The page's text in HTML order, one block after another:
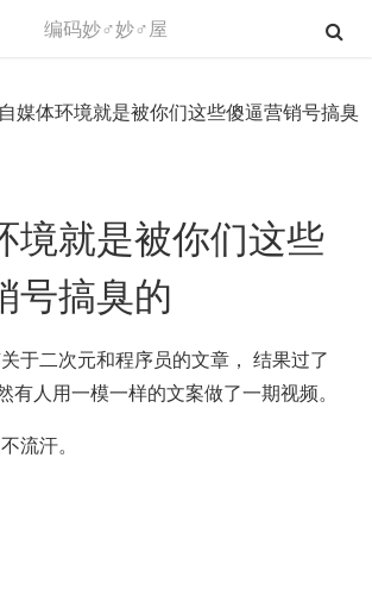
编码妙♂妙♂屋
自媒体环境就是被你们这些傻逼营销号搞臭
境就是被你们这些
号搞臭的
于二次元和程序员的文章， 结果过了
有人用一模一样的文案做了一期视频。
流汗。